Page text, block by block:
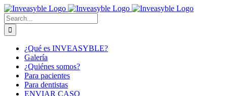
Skip
to
content
Buscar:
¿Qué es INVEASYBLE?
Galería
¿Quiénes somos?
Para pacientes
Para dentistas
ENVIAR CASO